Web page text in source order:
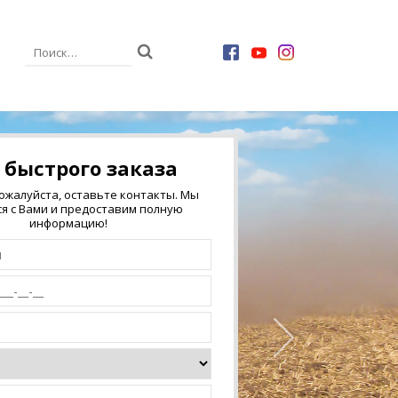
заказа
оставьте контакты. Мы
с Вами и предоставим полную
информацию!